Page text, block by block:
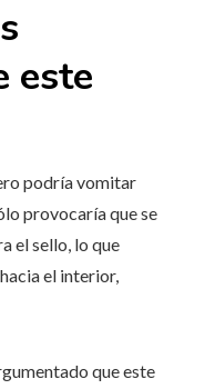
este
podría vomitar
provocaría que se
el sello, lo que
el interior,
que este